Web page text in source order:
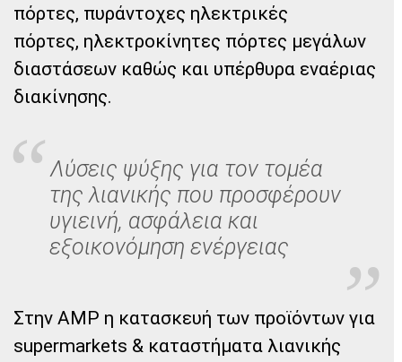
πόρτες, πυράντοχες ηλεκτρικές
πόρτες, ηλεκτροκίνητες πόρτες μεγάλων
διαστάσεων καθώς και υπέρθυρα εναέριας
διακίνησης.
Λύσεις ψύξης για τον τομέα
της λιανικής που προσφέρουν
υγιεινή, ασφάλεια και
εξοικονόμηση ενέργειας
Στην AMP η κατασκευή των προϊόντων για
supermarkets & καταστήματα λιανικής